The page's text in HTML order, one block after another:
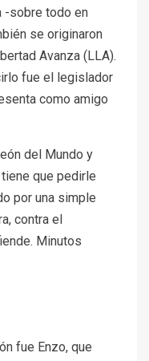
-sobre todo en
se originaron
Avanza (LLA).
fue el legislador
como amigo
del Mundo y
que pedirle
por una simple
contra el
Minutos
fue Enzo, que